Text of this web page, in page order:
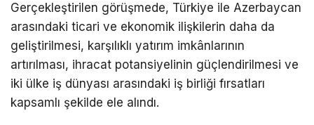
Gerçekleştirilen görüşmede, Türkiye ile Azerbaycan
arasındaki ticari ve ekonomik ilişkilerin daha da
geliştirilmesi, karşılıklı yatırım imkânlarının
artırılması, ihracat potansiyelinin güçlendirilmesi ve
iki ülke iş dünyası arasındaki iş birliği fırsatları
kapsamlı şekilde ele alındı.